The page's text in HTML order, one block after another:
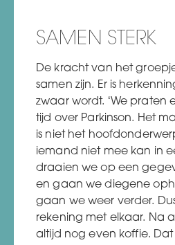
SAMEN STERK
De kracht van het
samen zijn. Er is
zwaar wordt. ‘We praten
tijd over Parkinson. Het
is niet het
iemand niet mee kan in
draaien we op een
en gaan we diegene
gaan we weer verder.
rekening met elkaar. Na
altijd nog even koffie.